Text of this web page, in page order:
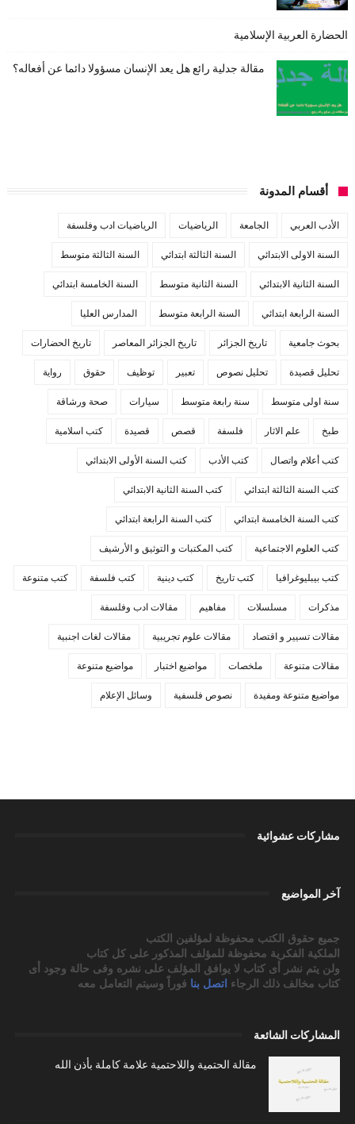
الحضارة العربية الإسلامية
مقالة جدلية رائع هل يعد الإنسان مسؤولا دائما عن أفعاله؟
أقسام المدونة
الأدب العربي الجامعة الرياضيات الرياضيات ادب وفلسفة
السنة الاولى الابتدائي السنة الثالثة ابتدائي السنة الثالثة متوسط
السنة الثانية الابتدائي السنة الثانية متوسط السنة الخامسة ابتدائي
السنة الرابعة ابتدائي السنة الرابعة متوسط المدارس العليا
بحوث جامعية تاريخ الجزائر تاريخ الجزائر المعاصر تاريخ الحضارات
تحليل قصيدة تحليل نصوص تعبير توظيف حقوق رواية
سنة اولى متوسط سنة رابعة متوسط سيارات صحة ورشاقة
طبخ علم الاثار فلسفة قصص قصيدة كتب اسلامية
كتب أعلام واتصال كتب الأدب كتب السنة الأولى الابتدائي
كتب السنة الثالثة ابتدائي كتب السنة الثانية الابتدائي
كتب السنة الخامسة ابتدائي كتب السنة الرابعة ابتدائي
كتب العلوم الاجتماعية كتب المكتبات و التوثيق و الأرشيف
كتب بيبليوغرافيا كتب تاريخ كتب دينية كتب فلسفة كتب متنوعة
مذكرات مسلسلات مفاهيم مقالات ادب وفلسفة
مقالات تسيير و اقتصاد مقالات علوم تجريبية مقالات لغات اجنبية
مقالات متنوعة ملخصات مواضيع اختبار مواضيع متنوعة
مواضيع متنوعة ومفيدة نصوص فلسفية وسائل الإعلام
مشاركات عشوائية
آخر المواضيع
جميع حقوق الكتب محفوظة لمؤلفين الكتب
الملكية الفكرية محفوظة للمؤلف المذكور على كل كتاب
ولن يتم نشر أى كتاب لا يوافق المؤلف على نشره وفى حالة وجود أى
كتاب مخالف ذلك الرجاء اتصل بنا فوراً وسيتم التعامل معه
المشاركات الشائعة
مقالة الحتمية واللاحتمية علامة كاملة بأذن الله